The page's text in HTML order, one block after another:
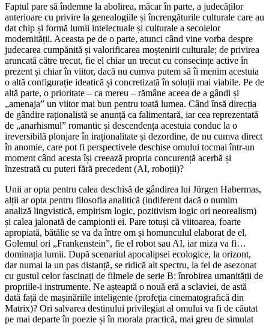
Faptul pare să îndemne la abolirea, măcar în parte, a judecăților
anterioare cu privire la genealogiile și încrengăturile culturale care au
dat chip și formă lumii intelectuale și culturale a secolelor
modernității. Aceasta pe de o parte, atunci când vine vorba despre
judecarea cumpănită și valorificarea moștenirii culturale; de privirea
aruncată către trecut, fie el chiar un trecut cu consecințe active în
prezent și chiar în viitor, dacă nu cumva putem să îi menim acestuia
o altă configurație ideatică și concretizată în soluții mai viabile. Pe de
altă parte, o prioritate – ca mereu – rămâne aceea de a gândi și
„amenaja” un viitor mai bun pentru toată lumea. Când însă direcția
de gândire raționalistă se anunță ca falimentară, iar cea reprezentată
de „anarhismul” romantic și descendența acestuia conduc la o
ireversibilă plonjare în iraționalitate și dezordine, de nu cumva direct
în anomie, care pot fi perspectivele deschise omului tocmai într-un
moment când acesta își creează propria concurență acerbă și
înzestrată cu puteri fără precedent (AI, roboții)?
Unii ar opta pentru calea deschisă de gândirea lui Jürgen Habermas,
alții ar opta pentru filosofia analitică (indiferent dacă o numim
analiză lingvistică, empirism logic, pozitivism logic ori neorealism)
și calea jalonată de campionii ei. Pare totuși că viitoarea, foarte
apropiată, bătălie se va da între om și homunculul elaborat de el,
Golemul ori „Frankenstein”, fie el robot sau AI, iar miza va fi…
dominația lumii. După scenariul apocalipsei ecologice, la orizont,
dar numai la un pas distanță, se ridică alt spectru, la fel de asezonat
cu gustul celor fascinați de filmele de serie B: înrobirea umanității de
propriile-i instrumente. Ne așteaptă o nouă eră a sclaviei, de astă
dată față de mașinăriile inteligente (profeția cinematografică din
Matrix)? Ori salvarea destinului privilegiat al omului va fi de căutat
pe mai departe în poezie și în morala practică, mai greu de simulat